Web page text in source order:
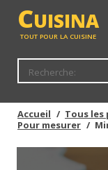
CUISINA
TOUT POUR LA CUISINE
Accueil Tous
Pour mesurer